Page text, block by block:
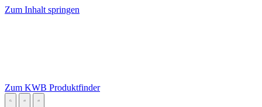
Zum Inhalt springen
Zum KWB Produktfinder